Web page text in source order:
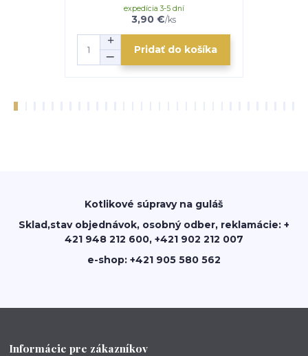
3,90 €/ks
expedícia 3-5 dní
Pridať do košíka
Kotlikové súpravy na guláš
Sklad,stav objednávok, osobný odber, reklamácie: +
421 948 212 600, +421 902 212 007
e-shop: +421 905 580 562
Informácie pre zákazníkov